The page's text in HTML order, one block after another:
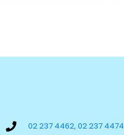
02 237 4462, 02 237 4474